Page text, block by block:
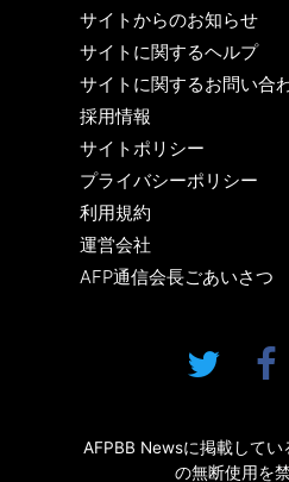
サイトからのお知らせ
サイトに関するヘルプ
サイトに関するお問い合
採用情報
サイトポリシー
プライバシーポリシー
利用規約
運営会社
AFP通信会長ごあいさつ
AFPBB Newsに掲載して
の無断使用を